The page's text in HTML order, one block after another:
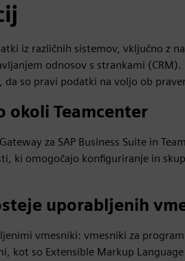
iz različnih sistemov, vključno z
odnosov s strankami
so pravi podatki na voljo ob
okoli Teamcenter
za SAP Business Suite in
ki omogočajo konfiguriranje in
uporabljenih
vmesniki: vmesniki za
kot so Extensible Markup